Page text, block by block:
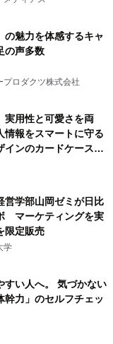
・コンサート 開催決
の魅力を体感するキャ
の声多数
プロダクツ株式会社
実用性と可愛さを両
情報をスマートに守る
インのカードケースを
8月7日発売
営学部山岡ゼミが日比
マーケティングを実
限定販売
学
すい人へ。 気づかない
幹力」のセルフチェッ